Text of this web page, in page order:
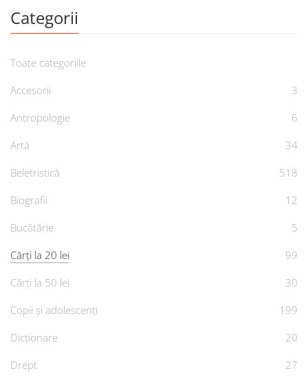
Categorii
Toate categoriile
Accesorii
3
Antropologie
6
Artă
34
Beletristică
518
Biografii
12
Bucătărie
5
Cărți la 20 lei
99
Cărți la 50 lei
30
Copii și adolescenți
199
Dicționare
20
Drept
27